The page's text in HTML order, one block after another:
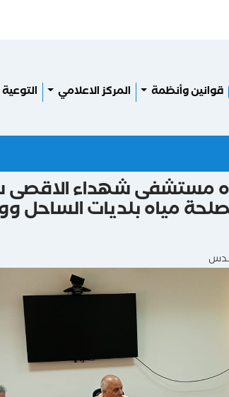
قوانين وأنظمة المركز الاعلامي التوعية
مستشفى شهداء الاقصى
مياه بلديات الساحل